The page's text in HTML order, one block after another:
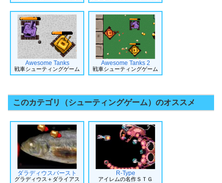
Awesome Tanks
戦車シューティングゲーム
Awesome Tanks 2
戦車シューティングゲーム
このカテゴリ（シューティングゲーム）のオススメ
ダラディウスバースト
グラディウス＋ダライアス
R-Type
アイレムの名作ＳＴＧ